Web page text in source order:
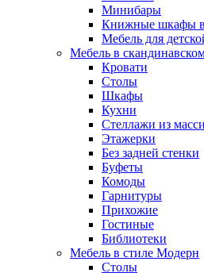
Минибары
Книжные шкафы в
Мебель для
Мебель в
Кровати
Столы
Шкафы
Кухни
Стеллажи из
Этажерки
Без задней стенки
Буфеты
Комоды
Гарнитуры
Прихожие
Гостиные
Библиотеки
Мебель в стиле Модерн
Столы